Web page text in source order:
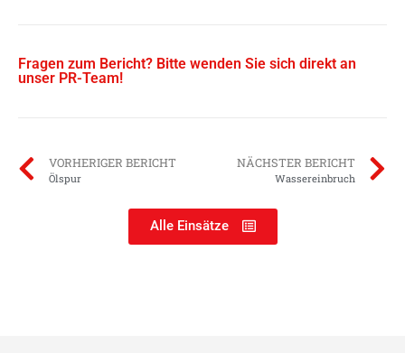
Fragen zum Bericht? Bitte wenden Sie sich direkt an
unser PR-Team!
VORHERIGER BERICHT
Ölspur
NÄCHSTER BERICHT
Wassereinbruch
Alle Einsätze